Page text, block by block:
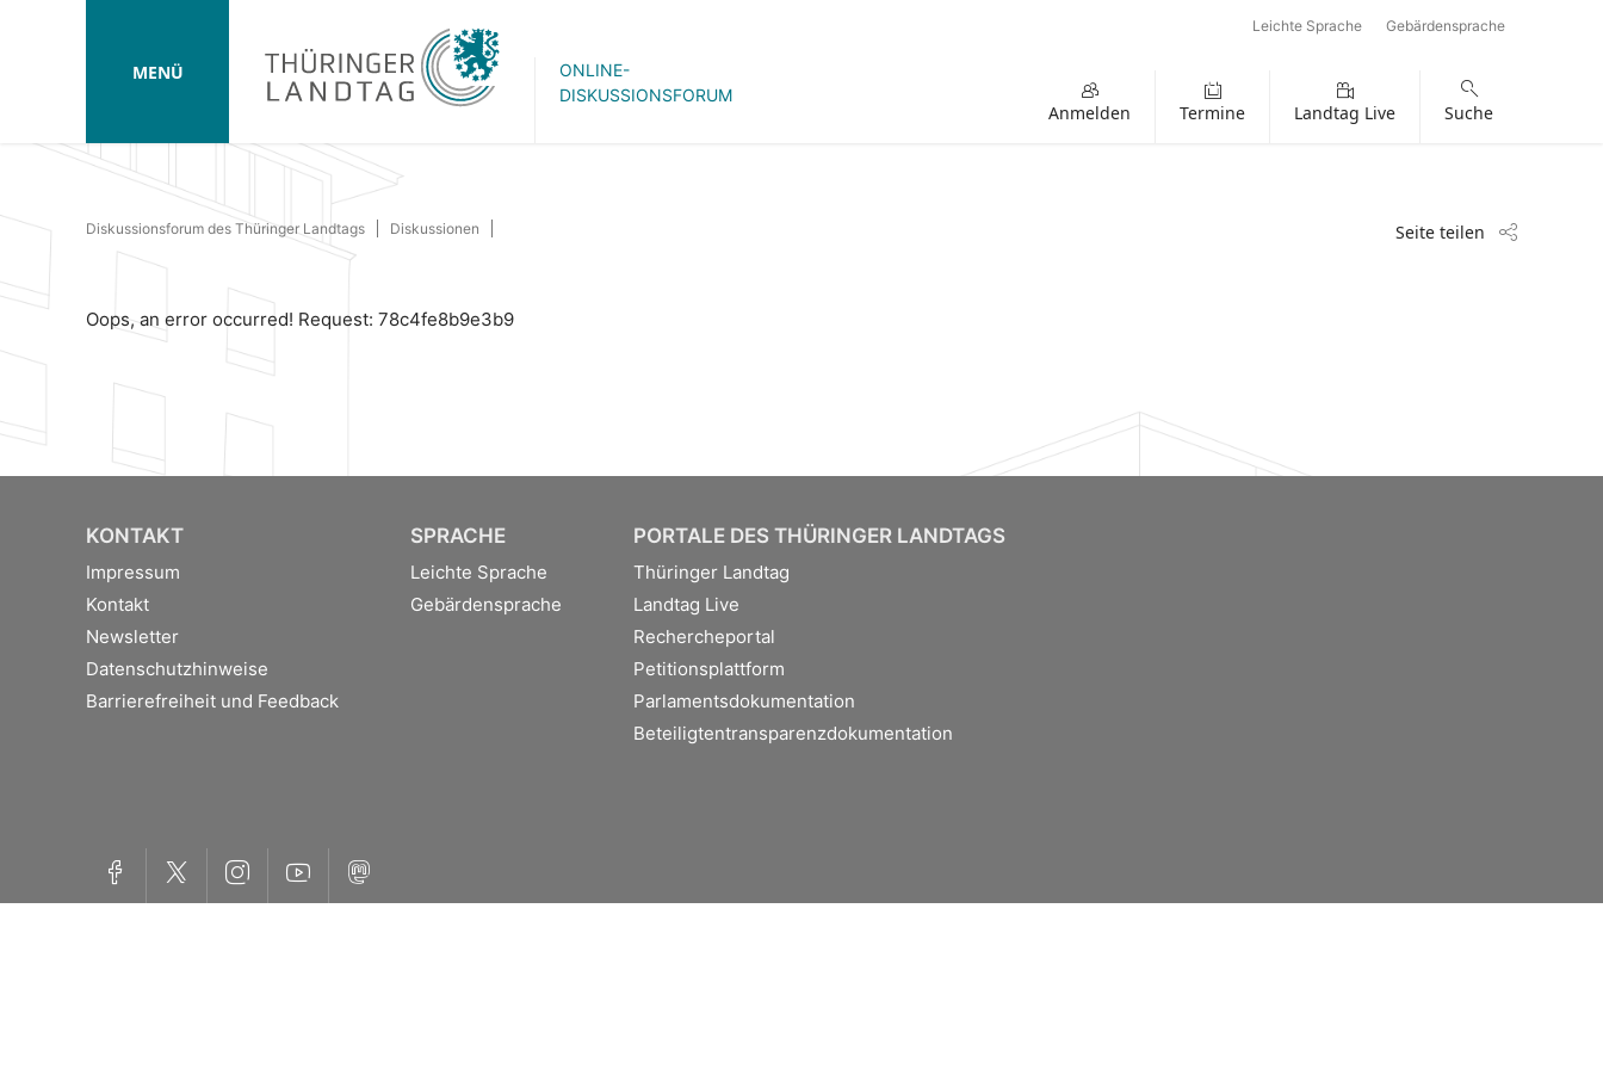
MENÜ
ONLINE-
DISKUSSIONSFORUM
Leichte Sprache Gebärdensprache
Anmelden Termine Landtag Live Suche
Diskussionsforum des Thüringer Landtags Diskussionen Seite teilen
Oops, an error occurred! Request: 78c4fe8b9e3b9
KONTAKT
Impressum
Kontakt
Newsletter
Datenschutzhinweise
Barrierefreiheit und Feedback
SPRACHE
Leichte Sprache
Gebärdensprache
PORTALE DES THÜRINGER LANDTAGS
Thüringer Landtag
Landtag Live
Rechercheportal
Petitionsplattform
Parlamentsdokumentation
Beteiligtentransparenzdokumentation
FacebookTwitterInstagramYouTubeMastodon